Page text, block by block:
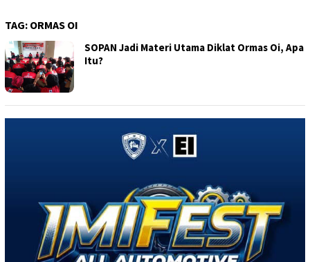
TAG: ORMAS OI
SOPAN Jadi Materi Utama Diklat Ormas Oi, Apa
Itu?